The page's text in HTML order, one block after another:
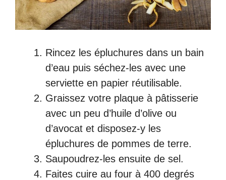
Rincez les épluchures dans un bain
d’eau puis séchez-les avec une
serviette en papier réutilisable.
Graissez votre plaque à pâtisserie
avec un peu d’huile d’olive ou
d’avocat et disposez-y les
épluchures de pommes de terre.
Saupoudrez-les ensuite de sel.
Faites cuire au four à 400 degrés